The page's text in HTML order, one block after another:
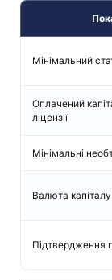
Мінімальний
Оплачений
ліцензії
Мінімальні
Валюта капіталу
Підтвердження